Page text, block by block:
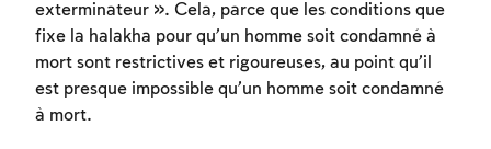
exterminateur ». Cela, parce que les conditions que
fixe la halakha pour qu’un homme soit condamné à
mort sont restrictives et rigoureuses, au point qu’il
est presque impossible qu’un homme soit condamné
à mort.